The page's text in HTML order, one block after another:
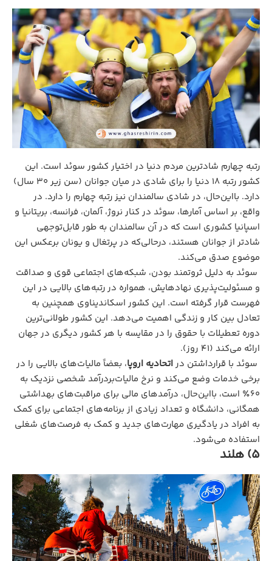
رتبه چهارم شادترین مردم دنیا در اختیار کشور سوئد است. این
کشور رتبه 18 دنیا را برای شادی در میان جوانان (سن زیر 30 سال)
دارد. بااین‌حال، در شادی سالمندان نیز رتبه چهارم را دارد. در
واقع، بر اساس آمارها، سوئد در کنار نروژ، آلمان، فرانسه، بریتانیا و
اسپانیا کشوری است که در آن سالمندان به طور قابل‌توجهی
شادتر از جوانان هستند، درحالی‌که در پرتغال و یونان برعکس این
موضوع صدق می‌کند.
سوئد به دلیل ثروتمند بودن، شبکه‌های اجتماعی قوی و صداقت
و مسئولیت‌پذیری نهادهایش، همواره در رتبه‌های بالایی در این
فهرست قرار گرفته است. این کشور اسکاندیناوی همچنین به
تعادل بین کار و زندگی اهمیت می‌دهد. این کشور طولانی‌ترین
دوره تعطیلات با حقوق را در مقایسه با هر کشور دیگری در جهان
ارائه می‌کند (41 روز).
سوئد با قرارداشتن دراتحادیه اروپا، بعضاً مالیات‌های بالایی را در
برخی خدمات وضع می‌کند و نرخ مالیات‌بردرآمد شخصی نزدیک به
60٪ است، بااین‌حال، درآمدهای مالی برای مراقبت‌های بهداشتی
همگانی، دانشگاه و تعداد زیادی از برنامه‌های اجتماعی برای کمک
به افراد در یادگیری مهارت‌های جدید و کمک به فرصت‌های شغلی
استفاده می‌شود.
5) هلند